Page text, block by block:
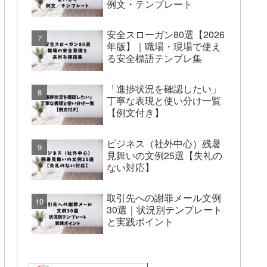
例文・テンプレート
安全スローガン80選【2026
年版】｜職場・現場で使え
る安全標語テンプレ集
「進捗状況を確認したい」
丁寧な表現と使い分け一覧
【例文付き】
ビジネス（社外中心）残暑
見舞いの文例25選【失礼の
ない対応】
取引先への謝罪メール文例
30選｜状況別テンプレート
と実践ポイント